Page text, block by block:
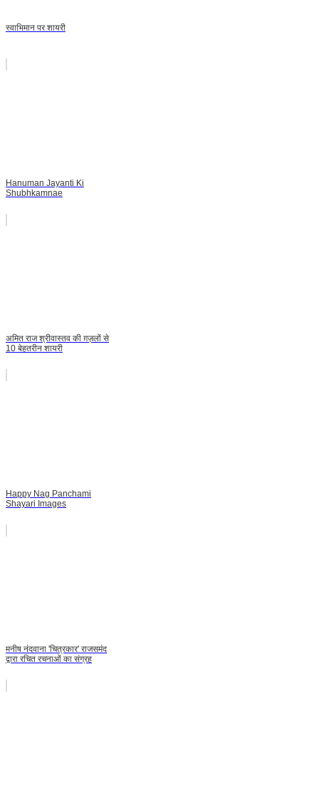
स्वाभिमान पर शायरी
Hanuman Jayanti Ki
Shubhkamnae
अमित राज श्रीवास्तव की ग़ज़लों से
10 बेहतरीन शायरी
Happy Nag Panchami
Shayari Images
मनीष नंदवाना 'चित्रकार' राजसमंद
द्वारा रचित रचनाओं का संग्रह